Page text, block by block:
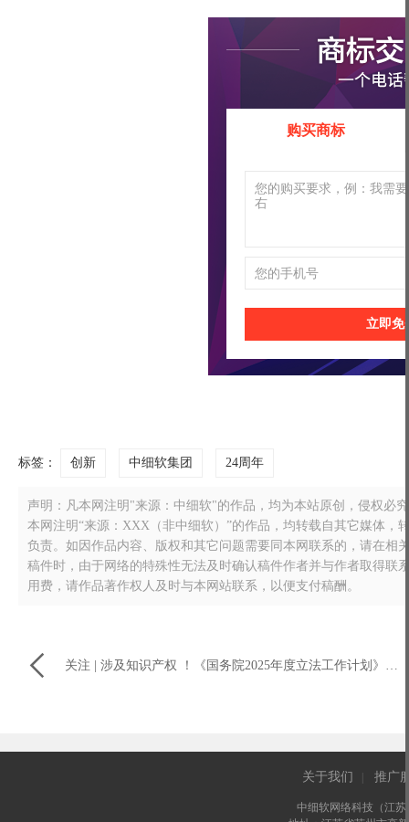
购买商标
立即免
标签： 创新 中细软集团 24周年
声明：凡本网注明"来源：中细软"的作品，均为本站原创，侵权必
本网注明“来源：XXX（非中细软）”的作品，均转载自其它媒体
负责。如因作品内容、版权和其它问题需要同本网联系的，请在相
稿件时，由于网络的特殊性无法及时确认稿件作者并与作者取得
用费，请作品著作权人及时与本网站联系，以便支付稿酬。
 关注 | 涉及知识产权 ！《国务院2025年度立法工作计划》印发
关于我们 推广
中细软网络科技（江